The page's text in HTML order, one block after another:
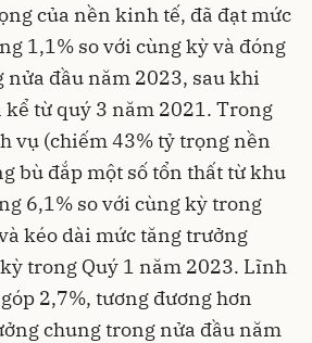
của nền kinh tế, đã đạt mức
1,1% so với cùng kỳ và đóng
nửa đầu năm 2023, sau khi
từ quý 3 năm 2021. Trong
vụ (chiếm 43% tỷ trọng nền
bù đắp một số tổn thất từ khu
6,1% so với cùng kỳ trong
kéo dài mức tăng trưởng
trong Quý 1 năm 2023. Lĩnh
2,7%, tương đương hơn
chung trong nửa đầu năm